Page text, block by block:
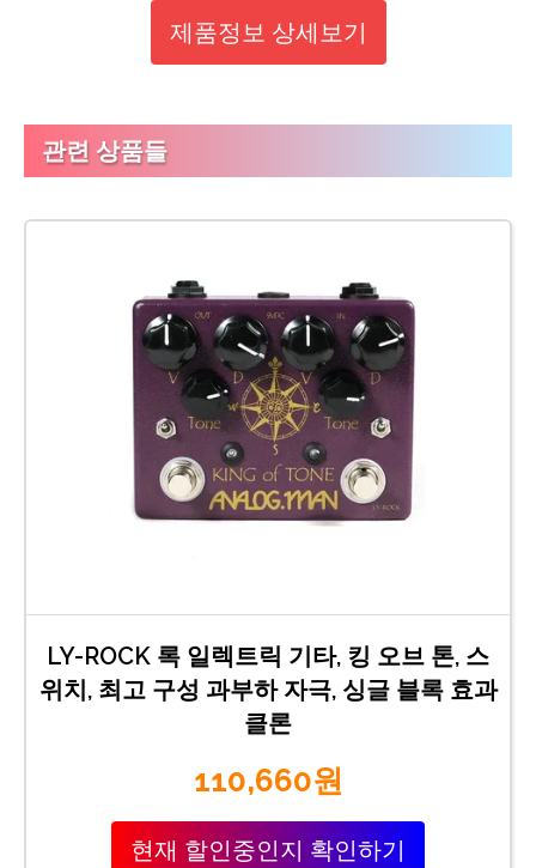
제품정보 상세보기
관련 상품들
LY-ROCK 록 일렉트릭 기타, 킹 오브 톤, 스
위치, 최고 구성 과부하 자극, 싱글 블록 효과
클론
110,660원
현재 할인중인지 확인하기